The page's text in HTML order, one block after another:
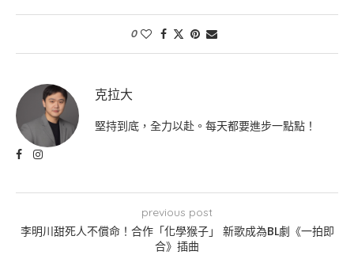
0
克拉大
堅持到底，全力以赴。每天都要進步一點點！
previous post
李明川甜死人不償命！合作「化學猴子」 新歌成為BL劇《一拍即
合》插曲